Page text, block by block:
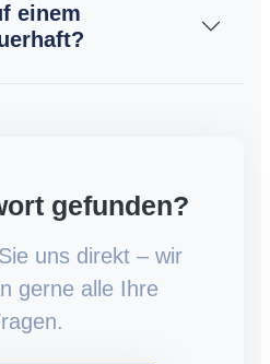
einem
gefunden?
uns direkt – wir
gerne alle Ihre